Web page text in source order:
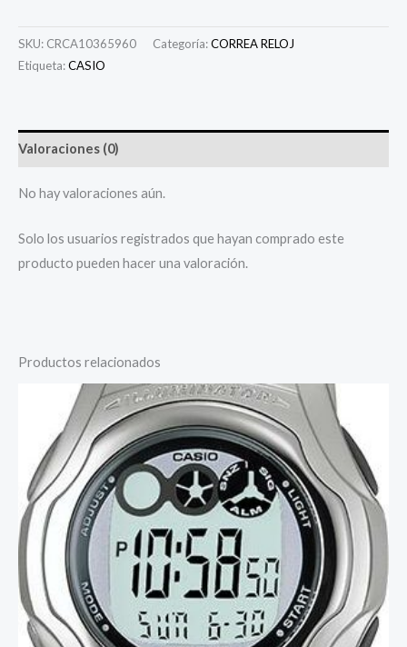
SKU: CRCA10365960 Categoría:CORREA RELOJ
Etiqueta:CASIO
Valoraciones (0)
No hay valoraciones aún.
Solo los usuarios registrados que hayan comprado este
producto pueden hacer una valoración.
Productos relacionados